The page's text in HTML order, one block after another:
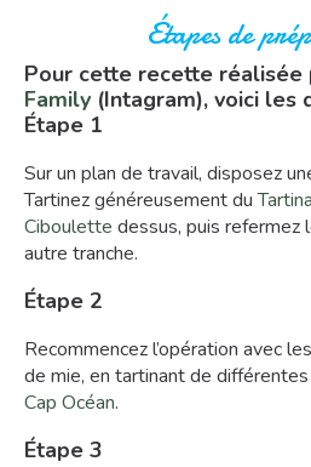
Étapes de
Pour cette recette réalisée
Family (Intagram), voici
Étape 1
Sur un plan de travail, disposez
Tartinez généreusement du
Ciboulette dessus, puis refermez
autre tranche.
Étape 2
Recommencez l’opération avec
de mie, en tartinant de différentes
Cap Océan.
Étape 3